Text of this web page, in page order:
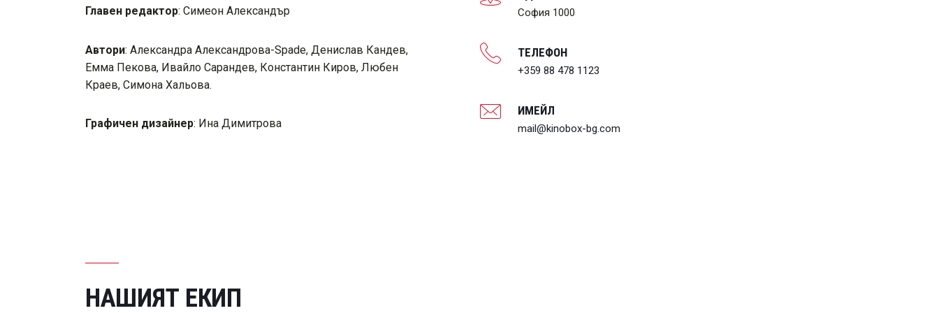
Главен редактор: Симеон Александър
Автори: Александра Александрова-Spade, Денислав Кандев,
Емма Пекова, Ивайло Сарандев, Константин Киров, Любен
Краев, Симона Хальова.
Графичен дизайнер: Ина Димитрова
София 1000
ТЕЛЕФОН
+359 88 478 1123
ИМЕЙЛ
mail@kinobox-bg.com
НАШИЯТ ЕКИП